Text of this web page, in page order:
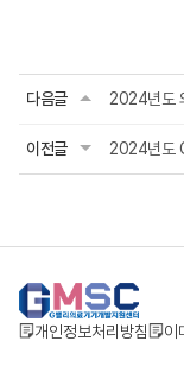
다음글 2024년도
이전글
개인정보처리방침 이